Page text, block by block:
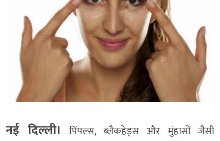
नई दिल्‍ली। पिंपल्स, ब्लैकहेड्स और मुंहासों जैसी